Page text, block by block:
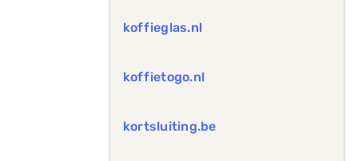
koffieglas.nl
koffietogo.nl
kortsluiting.be